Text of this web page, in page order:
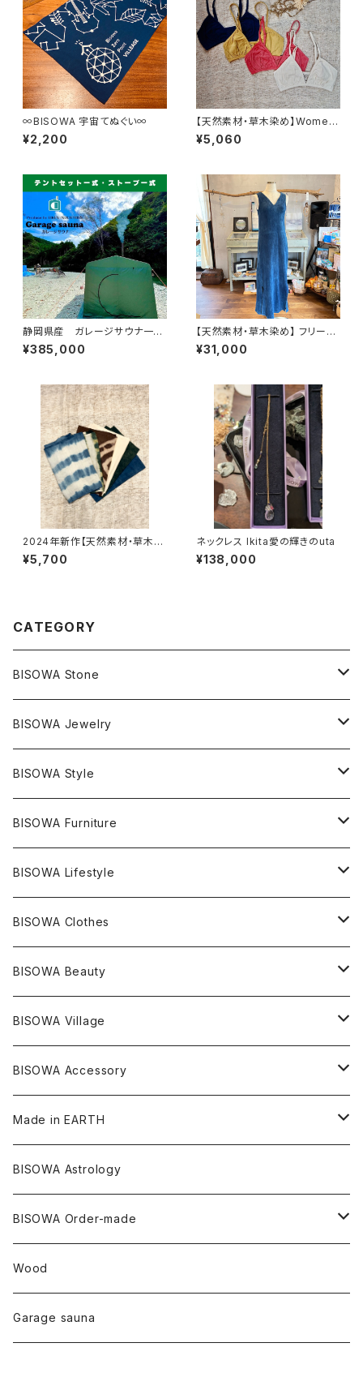
∞BISOWA 宇宙てぬぐい∞
¥2,200
【天然素材・草木染め】Womem
ブラ バンブー
¥5,060
静岡県産 ガレージサウナ一式
【テント・ストーブ・スタートセッ
ト】
¥385,000
【天然素材・草木染め】 フリース
ワンピース ヘンプコットン
¥31,000
2024年新作【天然素材・草木染
め】フンドシ ヘンプシルク
¥5,700
ネックレス Ikita愛の輝きのuta
¥138,000
CATEGORY
BISOWA Stone
マスタークリスタル / 水晶
エレスチャル
ライトニング
ツインソウル
メタモルフォーゼス
クォーツインクォーツ
石の種類別
アメジスト
アクアマリン
デュモルチェライト
タンザナイト
ムーンストーン
産地別
ヒマラヤ
ブラジル
中国
アメリカ
BISOWA Jewelry
ネックレス／ペンダント
宇佐美聖子
絹麻 ~kenma~
ピアス
宇佐美聖子
Others
ブレスレット
宇佐美聖子
Others
リング
サンキャッチャー
ヘアアクセサリー
イヤリング
キーホルダー
BISOWA Style
ONE PIECE
ヘンプ
オーガニックコットン
PANTS
ヘンプ
オーガニックコットン
T-SHIRT
オーガニックコットン
ヘンプコットン
leggings
ヘンプ
オーガニックコットン
Others
ヘンプ
オーガニックコットン
Underwear
BISOWA Furniture
のるすく
BISOWA Lifestyle
Music
宇佐美聖子
Niceness Music
浄化アイテム
Cosmic Hemp 麻炭
セージ
オラクルカード
キャンドル
HAZE 和蝋燭
縁キャンドル
陶器
大蝶恵美子
Tomoko Uemura Art 麻炭陶器
Cosmic hemp
YUGEN GLASS
others
foods
BISOWA Clothes
麻
絹
Others
オーガニックコットン
バンブー
オーガニックフリース
BISOWA Beauty
ヘンプオイル
BISOWA Village
Bisowa Club Room
BISOWA Accessory
ヘアゴム
宇佐美聖子
Made in EARTH
Misakubo Japan
碧-AOI-の松葉天然酵母パン
Uwajima Japan
BISOWA Astrology
BISOWA Order-made
∞Seiko Usami∞
Wood
Garage sauna